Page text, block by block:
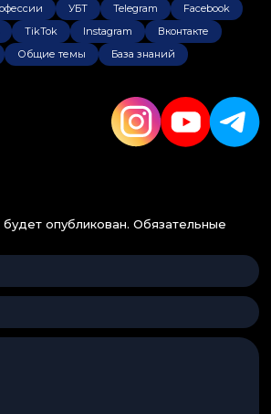
УБТ Telegram
Facebook
TikTok Instagram
Вконтакте
Общие темы База знаний
опубликован. Обязательные